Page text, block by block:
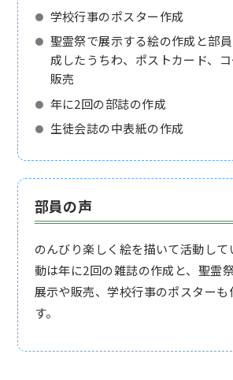
学校行事のポスター作成
聖霊祭で展示する絵の作成と部
成したうちわ、ポストカード、
販売
年に2回の部誌の作成
生徒会誌の中表紙の作成
部員の声
のんびり楽しく絵を描いて活動し
動は年に2回の雑誌の作成と、聖霊
展示や販売、学校行事のポスターも
す。